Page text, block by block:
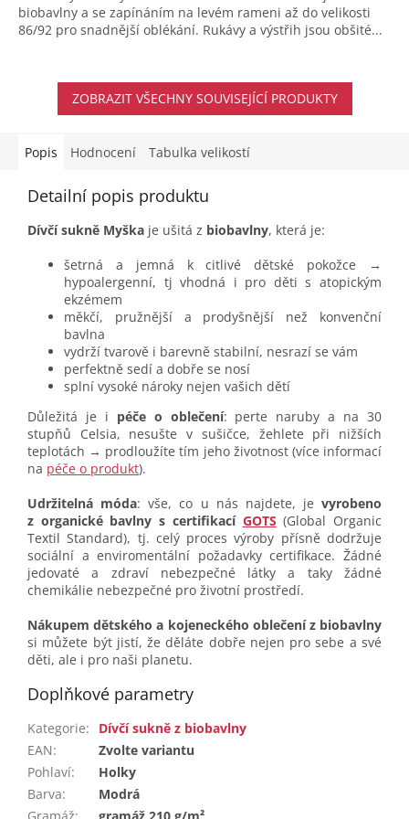
biobavlny a se zapínáním na levém rameni až do velikosti
86/92 pro snadnější oblékání. Rukávy a výstřih jsou obšité...
ZOBRAZIT VŠECHNY SOUVISEJÍCÍ PRODUKTY
Popis Hodnocení Tabulka velikostí
Detailní popis produktu
Dívčí sukně Myška je ušitá z biobavlny, která je:
šetrná a jemná k citlivé dětské pokožce →
hypoalergenní, tj vhodná i pro děti s atopickým
ekzémem
měkčí, pružnější a prodyšnější než konvenční
bavlna
vydrží tvarově i barevně stabilní, nesrazí se vám
perfektně sedí a dobře se nosí
splní vysoké nároky nejen vašich dětí
Důležitá je i péče o oblečení: perte naruby a na 30
stupňů Celsia, nesušte v sušičce, žehlete při nižších
teplotách → prodloužíte tím jeho životnost (více informací
na péče o produkt).
Udržitelná móda: vše, co u nás najdete, je vyrobeno
z organické bavlny s certifikací GOTS (Global Organic
Textil Standard), tj. celý proces výroby přísně dodržuje
sociální a enviromentální požadavky certifikace. Žádné
jedovaté a zdraví nebezpečné látky a taky žádné
chemikálie nebezpečné pro životní prostředí.
Nákupem dětského a kojeneckého oblečení z biobavlny
si můžete být jistí, že děláte dobře nejen pro sebe a své
děti, ale i pro naši planetu.
Doplňkové parametry
Kategorie:
Dívčí sukně z biobavlny
EAN:
Zvolte variantu
Pohlaví:
Holky
Barva:
Modrá